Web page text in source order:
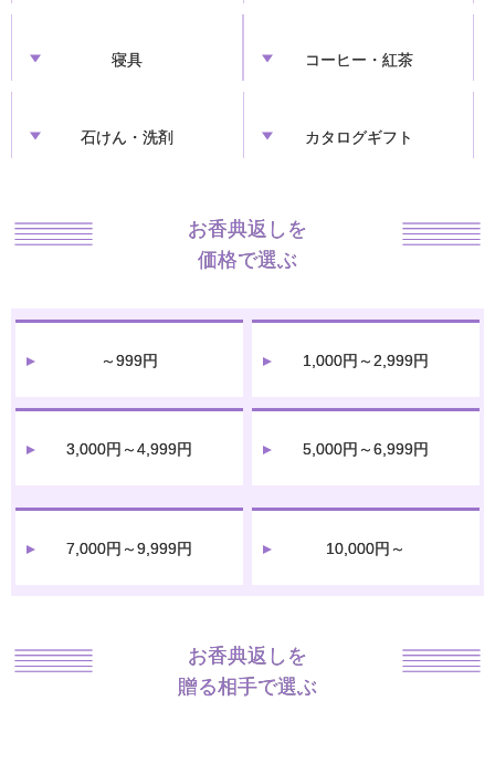
寝具 コーヒー・紅茶
石けん・洗剤 カタログギフト
お香典返しを
価格で選ぶ
～999円 1,000円～2,999円
3,000円～4,999円 5,000円～6,999円
7,000円～9,999円 10,000円～
お香典返しを
贈る相手で選ぶ